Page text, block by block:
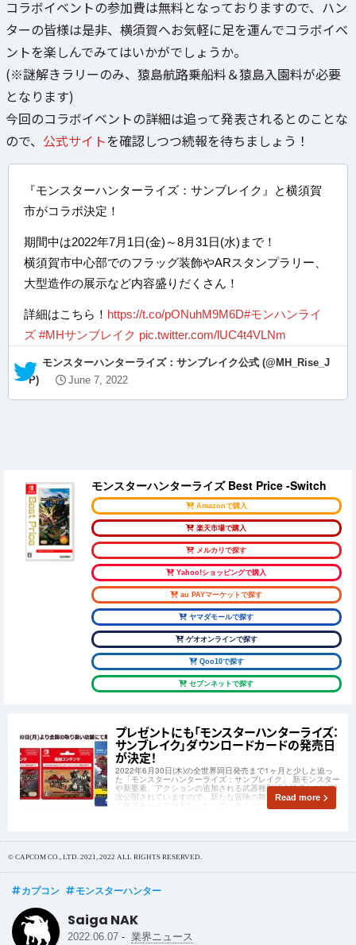
コラボイベントの参加費は無料となっておりますので、ハン
ターの皆様は是非、横須賀へお気軽に足を運んでコラボイベ
ントを楽しんでみてはいかがでしょうか。
(※謎解きラリーのみ、猿島航路乗船料＆猿島入園料が必要
となります)
今回のコラボイベントの詳細は追って発表されるとのことな
ので、 公式サイトを確認しつつ続報を待ちましょう！
『モンスターハンターライズ：サンブレイク』と横須賀
市がコラボ決定！
期間中は2022年7月1日(金)～8月31日(水)まで！
横須賀市中心部でのフラッグ装飾やARスタンプラリー、
大型造作の展示など内容盛りだくさん！
詳細はこちら！ https://t.co/pONuhM9M6D#モンハンライ
ズ #MHサンブレイク pic.twitter.com/lUC4t4VLNm
— モンスターハンターライズ：サンブレイク公式 (@MH_Rise_J
P)
June 7, 2022
モンスターハンターライズ Best Price -Switch
Amazonで購入
楽天市場で購入
メルカリで探す
Yahoo!ショッピングで購入
au PAYマーケットで探す
ヤマダモールで探す
ゲオオンラインで探す
Qoo10で探す
セブンネットで探す
プレゼントにも「モンスターハンターライズ：
サンブレイク」ダウンロードカードの発売日
が決定！
2022年6月30日(木)の全世界同日発売まで1ヶ月と少しと迫っ
た「モンスターハンターライズ：サンブレイク」 新モンスター
や新要素、アクションの追加される武器種別紹介映像などが順
次公開されていますので、新たな冒険の舞台「エルガド」へ早
く旅立ちたくて仕方なくなっていることでしょう。 まだ発売ま
Read more
© CAPCOM CO., LTD. 2021, 2022 ALL RIGHTS RESERVED.
カプコン モンスターハンター
Saiga NAK
2022.06.07 - 業界ニュース